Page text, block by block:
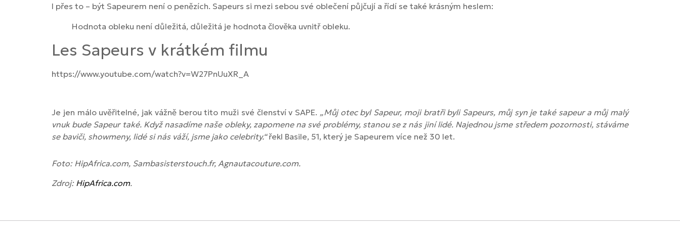
I přes to – být Sapeurem není o penězích. Sapeurs si mezi sebou své oblečení půjčují a řídí se také krásným heslem:
Hodnota obleku není důležitá, důležitá je hodnota člověka uvnitř obleku.
Les Sapeurs v krátkém filmu
https://www.youtube.com/watch?v=W27PnUuXR_A
Je jen málo uvěřitelné, jak vážně berou tito muži své členství v SAPE. „Můj otec byl Sapeur, moji bratři byli Sapeurs, můj syn je také sapeur a můj malý
vnuk bude Sapeur také. Když nasadíme naše obleky, zapomene na své problémy, stanou se z nás jiní lidé. Najednou jsme středem pozornosti, stáváme
se baviči, showmeny, lidé si nás váží, jsme jako celebrity.“řekl Basile, 51, který je Sapeurem více než 30 let.
Foto: HipAfrica.com, Sambasisterstouch.fr, Agnautacouture.com.
Zdroj: HipAfrica.com.